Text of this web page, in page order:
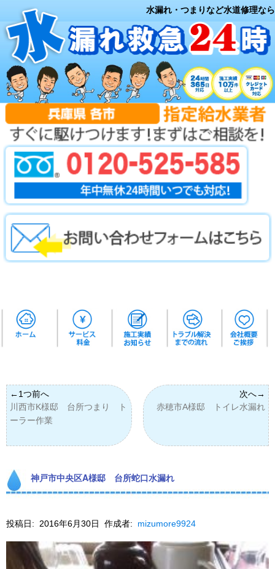
水漏れ・つまりなど水道修理なら
川西市K様邸 台所つまり ト
ーラー作業
赤穂市A様邸 トイレ水漏れ
神戸市中央区A様邸 台所蛇口水漏れ
投稿日: 2016年6月30日 作成者: mizumore9924